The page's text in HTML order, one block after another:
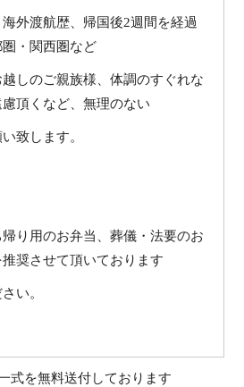
外渡航歴、帰国後2週間を経過
・関西圏など
しのご親族様、体調のすぐれな
頂くなど、無理のない
致します。
り用のお弁当、葬儀・法要のお
奨させて頂いております
い。
式を無料送付しております